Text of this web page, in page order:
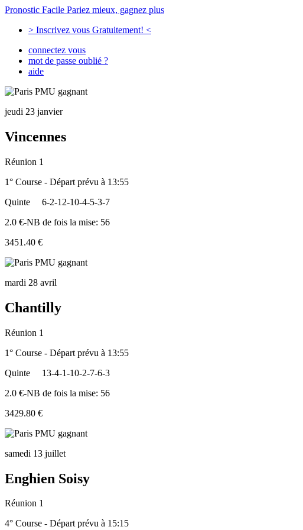
Pronostic Facile Pariez mieux, gagnez plus
> Inscrivez vous Gratuitement! <
connectez vous
mot de passe oublié ?
aide
jeudi 23 janvier
Vincennes
Réunion 1
1° Course - Départ prévu à 13:55
Quinte
6-2-12-10-4-5-3-7
2.0 €-NB de fois la mise: 56
3451.40 €
mardi 28 avril
Chantilly
Réunion 1
1° Course - Départ prévu à 13:55
Quinte
13-4-1-10-2-7-6-3
2.0 €-NB de fois la mise: 56
3429.80 €
samedi 13 juillet
Enghien Soisy
Réunion 1
4° Course - Départ prévu à 15:15